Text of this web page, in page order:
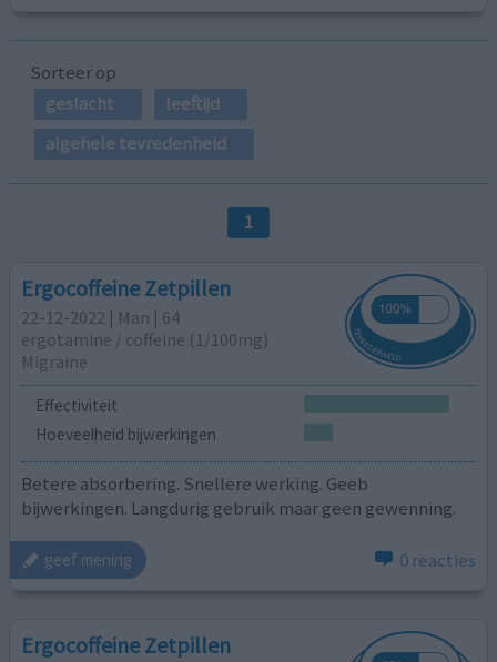
Sorteer op
geslacht
leeftijd
algehele tevredenheid
1
Ergocoffeine Zetpillen
22-12-2022 | Man | 64
ergotamine / coffeine (1/100mg)
Migraine
Effectiviteit
Hoeveelheid bijwerkingen
Betere absorbering. Snellere werking. Geeb
bijwerkingen. Langdurig gebruik maar geen gewenning.
geef mening 0 reacties
Ergocoffeine Zetpillen